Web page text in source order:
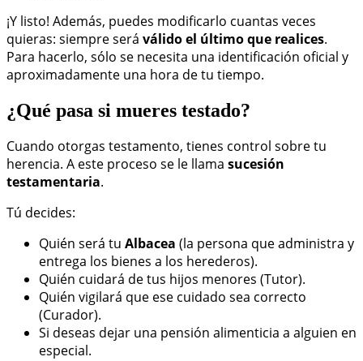
¡Y listo! Además, puedes modificarlo cuantas veces
quieras: siempre será válido el último que realices.
Para hacerlo, sólo se necesita una identificación oficial y
aproximadamente una hora de tu tiempo.
¿Qué pasa si mueres testado?
Cuando otorgas testamento, tienes control sobre tu
herencia. A este proceso se le llama sucesión
testamentaria.
Tú decides:
Quién será tu Albacea (la persona que administra y
entrega los bienes a los herederos).
Quién cuidará de tus hijos menores (Tutor).
Quién vigilará que ese cuidado sea correcto
(Curador).
Si deseas dejar una pensión alimenticia a alguien en
especial.